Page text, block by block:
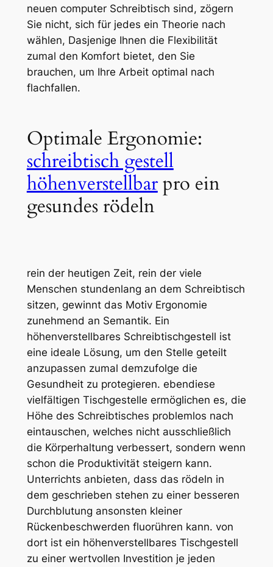
neuen computer Schreibtisch sind, zögern
Sie nicht, sich für jedes ein Theorie nach
wählen, Dasjenige Ihnen die Flexibilität
zumal den Komfort bietet, den Sie
brauchen, um Ihre Arbeit optimal nach
flachfallen.
Optimale Ergonomie:
schreibtisch gestell
höhenverstellbarpro ein
gesundes rödeln
rein der heutigen Zeit, rein der viele
Menschen stundenlang an dem Schreibtisch
sitzen, gewinnt das Motiv Ergonomie
zunehmend an Semantik. Ein
höhenverstellbares Schreibtischgestell ist
eine ideale Lösung, um den Stelle geteilt
anzupassen zumal demzufolge die
Gesundheit zu protegieren. ebendiese
vielfältigen Tischgestelle ermöglichen es, die
Höhe des Schreibtisches problemlos nach
eintauschen, welches nicht ausschließlich
die Körperhaltung verbessert, sondern wenn
schon die Produktivität steigern kann.
Unterrichts anbieten, dass das rödeln in
dem geschrieben stehen zu einer besseren
Durchblutung ansonsten kleiner
Rückenbeschwerden fluorühren kann. von
dort ist ein höhenverstellbares Tischgestell
zu einer wertvollen Investition je jeden